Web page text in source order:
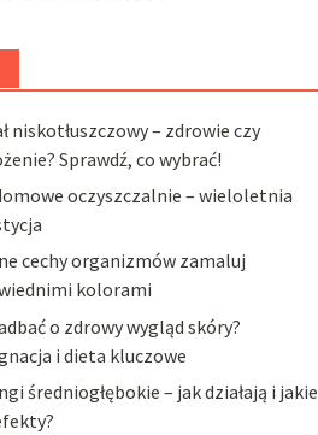
niskotłuszczowy – zdrowie czy
Sprawdź, co wybrać!
oczyszczalnie – wieloletnia
cechy organizmów zamaluj
kolorami
o zdrowy wygląd skóry?
i dieta kluczowe
średniogłębokie – jak działają i jakie